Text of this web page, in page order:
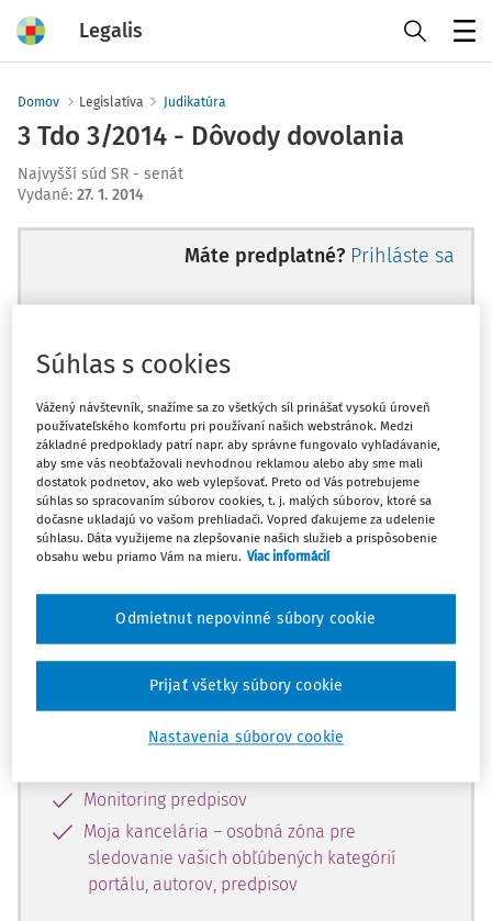
Legalis
Domov Legislatíva Judikatúra
3 Tdo 3/2014 - Dôvody dovolania
Najvyšší súd SR - senát
Vydané: 27. 1. 2014
Máte predplatné? Prihláste sa
Ups, zatiaľ ste si prečítali len
začiatok...
Celý odborný obsah z tejto oblasti je
dostupný predplatiteľom portálu.
obsahu a získajte prístup na 10 dní
zdarma, stačí sa len zaregistrovať.
Vďaka registrácii získate prístup aj k
vybranému obsahu:
Monitoring predpisov
Moja kancelária – osobná zóna pre
sledovanie vašich obľúbených kategórií
portálu, autorov, predpisov
Súhlas s cookies
Vážený návštevník, snažíme sa zo všetkých síl prinášať vysokú úroveň
používateľského komfortu pri používaní našich webstránok. Medzi
základné predpoklady patrí napr. aby správne fungovalo vyhľadávanie,
aby sme vás neobťažovali nevhodnou reklamou alebo aby sme mali
dostatok podnetov, ako web vylepšovať. Preto od Vás potrebujeme
súhlas so spracovaním súborov cookies, t. j. malých súborov, ktoré sa
dočasne ukladajú vo vašom prehliadači. Vopred ďakujeme za udelenie
súhlasu. Dáta využijeme na zlepšovanie našich služieb a prispôsobenie
obsahu webu priamo Vám na mieru. Viac informácií
Nastavenia súborov cookie
Odmietnut nepovinné súbory cookie
Prijať všetky súbory cookie